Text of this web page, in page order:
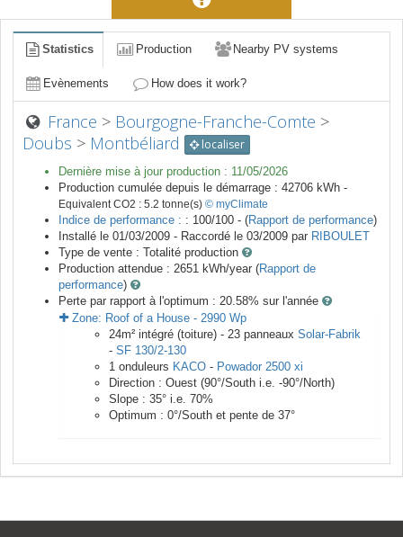
Statistics Production Nearby PV systems
Evènements How does it work?
France > Bourgogne-Franche-Comte >
Doubs > Montbéliard localiser
Dernière mise à jour production : 11/05/2026
Production cumulée depuis le démarrage : 42706 kWh -
Equivalent CO2 : 5.2 tonne(s) © myClimate
Indice de performance : : 100/100 - (Rapport de performance)
Installé le 01/03/2009 - Raccordé le 03/2009 par RIBOULET
Type de vente : Totalité production
Production attendue : 2651 kWh/year (Rapport de
performance)
Perte par rapport à l'optimum : 20.58% sur l'année
Zone: Roof of a House - 2990 Wp
24m² intégré (toiture) - 23 panneaux Solar-Fabrik
- SF 130/2-130
1 onduleurs KACO - Powador 2500 xi
Direction : Ouest (90°/South i.e. -90°/North)
Slope : 35° i.e. 70%
Optimum : 0°/South et pente de 37°